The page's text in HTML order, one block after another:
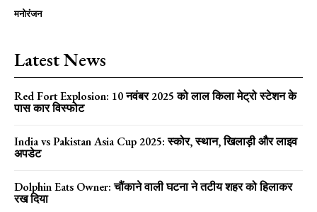
मनोरंजन
Latest News
Red Fort Explosion: 10 नवंबर 2025 को लाल किला मेट्रो स्टेशन के
पास कार विस्फोट
India vs Pakistan Asia Cup 2025: स्कोर, स्थान, खिलाड़ी और लाइव
अपडेट
Dolphin Eats Owner: चौंकाने वाली घटना ने तटीय शहर को हिलाकर
रख दिया